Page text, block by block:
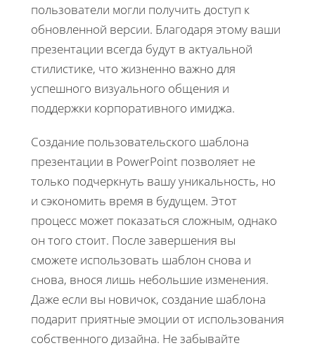
пользователи могли получить доступ к
обновленной версии. Благодаря этому ваши
презентации всегда будут в актуальной
стилистике, что жизненно важно для
успешного визуального общения и
поддержки корпоративного имиджа.
Создание пользовательского шаблона
презентации в PowerPoint позволяет не
только подчеркнуть вашу уникальность, но
и сэкономить время в будущем. Этот
процесс может показаться сложным, однако
он того стоит. После завершения вы
сможете использовать шаблон снова и
снова, внося лишь небольшие изменения.
Даже если вы новичок, создание шаблона
подарит приятные эмоции от использования
собственного дизайна. Не забывайте